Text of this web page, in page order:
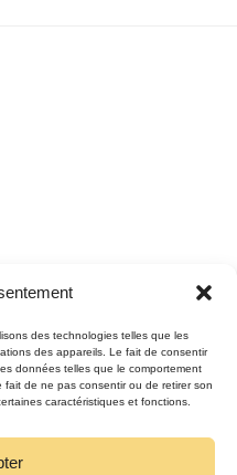
des technologies telles que les
des appareils. Le fait de consentir
données telles que le comportement
de ne pas consentir ou de retirer son
caractéristiques et fonctions.
REJOIGNEZ-NOUS
SUR FACEBOOK